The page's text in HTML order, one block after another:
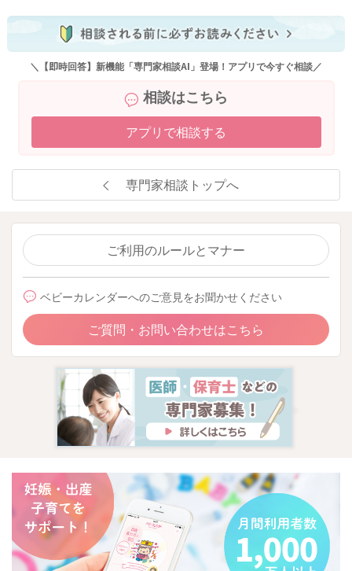
＼【即時回答】新機能「専門家相談AI」登場！アプリで今すぐ相談／
相談はこちら
アプリで相談する
専門家相談トップへ
ご利用のルールとマナー
ベビーカレンダーへのご意見をお聞かせください
ご質問・お問い合わせはこちら